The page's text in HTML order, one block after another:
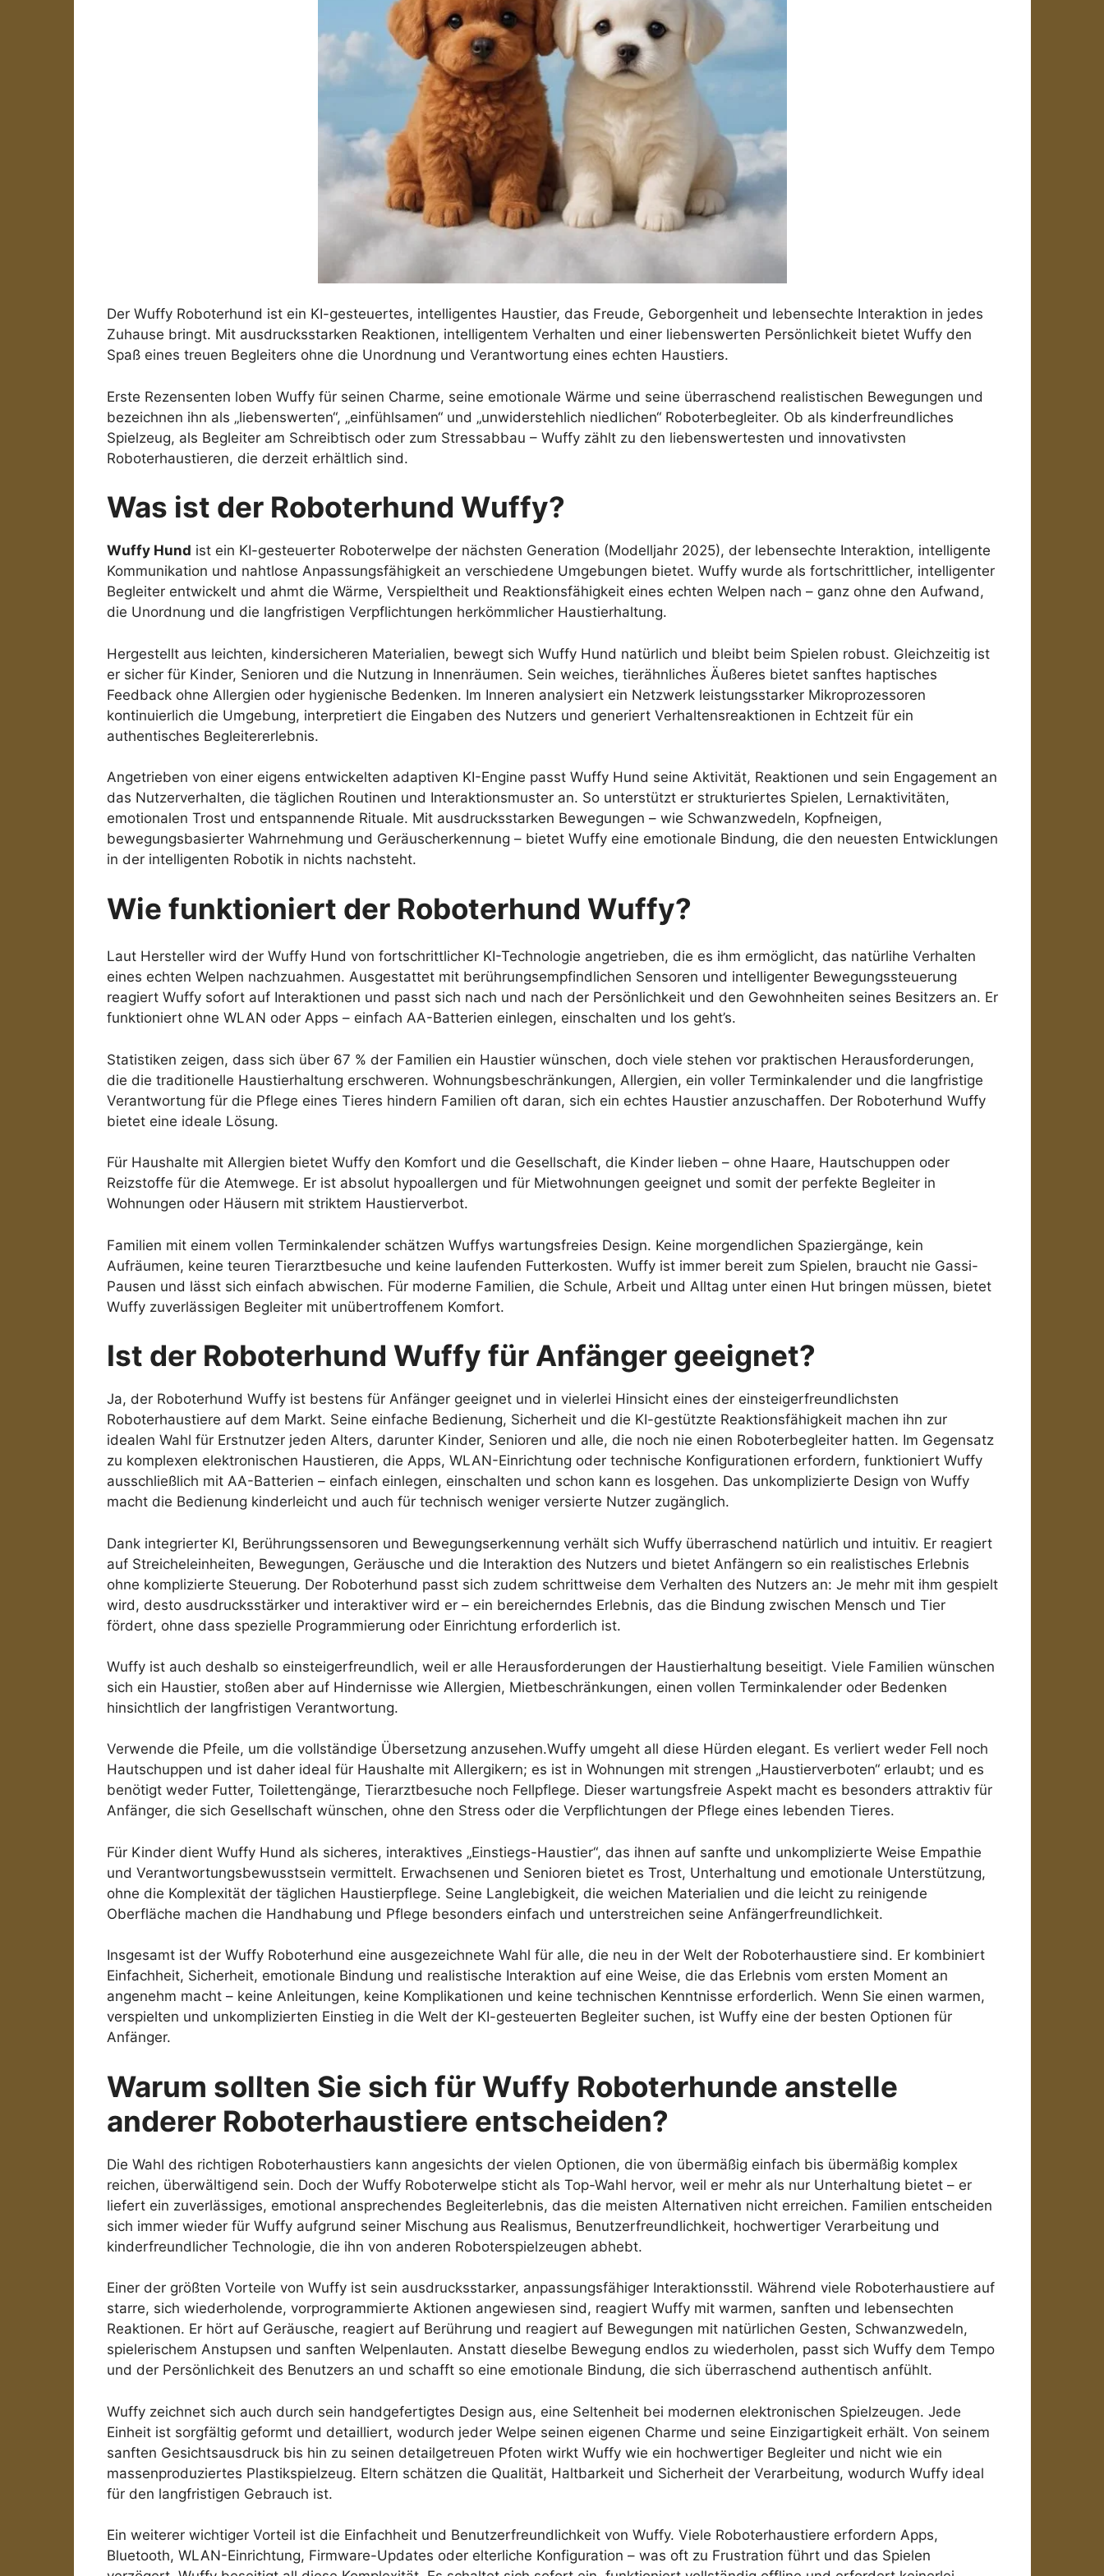
Der Wuffy Roboterhund ist ein KI-gesteuertes, intelligentes Haustier, das Freude, Geborgenheit und lebensechte Interaktion in jedes
Zuhause bringt. Mit ausdrucksstarken Reaktionen, intelligentem Verhalten und einer liebenswerten Persönlichkeit bietet Wuffy den
Spaß eines treuen Begleiters ohne die Unordnung und Verantwortung eines echten Haustiers.
Erste Rezensenten loben Wuffy für seinen Charme, seine emotionale Wärme und seine überraschend realistischen Bewegungen und
bezeichnen ihn als „liebenswerten“, „einfühlsamen“ und „unwiderstehlich niedlichen“ Roboterbegleiter. Ob als kinderfreundliches
Spielzeug, als Begleiter am Schreibtisch oder zum Stressabbau – Wuffy zählt zu den liebenswertesten und innovativsten
Roboterhaustieren, die derzeit erhältlich sind.
Was ist der Roboterhund Wuffy?
Wuffy Hund ist ein KI-gesteuerter Roboterwelpe der nächsten Generation (Modelljahr 2025), der lebensechte Interaktion, intelligente
Kommunikation und nahtlose Anpassungsfähigkeit an verschiedene Umgebungen bietet. Wuffy wurde als fortschrittlicher, intelligenter
Begleiter entwickelt und ahmt die Wärme, Verspieltheit und Reaktionsfähigkeit eines echten Welpen nach – ganz ohne den Aufwand,
die Unordnung und die langfristigen Verpflichtungen herkömmlicher Haustierhaltung.
Hergestellt aus leichten, kindersicheren Materialien, bewegt sich Wuffy Hund natürlich und bleibt beim Spielen robust. Gleichzeitig ist
er sicher für Kinder, Senioren und die Nutzung in Innenräumen. Sein weiches, tierähnliches Äußeres bietet sanftes haptisches
Feedback ohne Allergien oder hygienische Bedenken. Im Inneren analysiert ein Netzwerk leistungsstarker Mikroprozessoren
kontinuierlich die Umgebung, interpretiert die Eingaben des Nutzers und generiert Verhaltensreaktionen in Echtzeit für ein
authentisches Begleitererlebnis.
Angetrieben von einer eigens entwickelten adaptiven KI-Engine passt Wuffy Hund seine Aktivität, Reaktionen und sein Engagement an
das Nutzerverhalten, die täglichen Routinen und Interaktionsmuster an. So unterstützt er strukturiertes Spielen, Lernaktivitäten,
emotionalen Trost und entspannende Rituale. Mit ausdrucksstarken Bewegungen – wie Schwanzwedeln, Kopfneigen,
bewegungsbasierter Wahrnehmung und Geräuscherkennung – bietet Wuffy eine emotionale Bindung, die den neuesten Entwicklungen
in der intelligenten Robotik in nichts nachsteht.
Wie funktioniert der Roboterhund Wuffy?
Laut Hersteller wird der Wuffy Hund von fortschrittlicher KI-Technologie angetrieben, die es ihm ermöglicht, das natürlihe Verhalten
eines echten Welpen nachzuahmen. Ausgestattet mit berührungsempfindlichen Sensoren und intelligenter Bewegungssteuerung
reagiert Wuffy sofort auf Interaktionen und passt sich nach und nach der Persönlichkeit und den Gewohnheiten seines Besitzers an. Er
funktioniert ohne WLAN oder Apps – einfach AA-Batterien einlegen, einschalten und los geht’s.
Statistiken zeigen, dass sich über 67 % der Familien ein Haustier wünschen, doch viele stehen vor praktischen Herausforderungen,
die die traditionelle Haustierhaltung erschweren. Wohnungsbeschränkungen, Allergien, ein voller Terminkalender und die langfristige
Verantwortung für die Pflege eines Tieres hindern Familien oft daran, sich ein echtes Haustier anzuschaffen. Der Roboterhund Wuffy
bietet eine ideale Lösung.
Für Haushalte mit Allergien bietet Wuffy den Komfort und die Gesellschaft, die Kinder lieben – ohne Haare, Hautschuppen oder
Reizstoffe für die Atemwege. Er ist absolut hypoallergen und für Mietwohnungen geeignet und somit der perfekte Begleiter in
Wohnungen oder Häusern mit striktem Haustierverbot.
Familien mit einem vollen Terminkalender schätzen Wuffys wartungsfreies Design. Keine morgendlichen Spaziergänge, kein
Aufräumen, keine teuren Tierarztbesuche und keine laufenden Futterkosten. Wuffy ist immer bereit zum Spielen, braucht nie Gassi-
Pausen und lässt sich einfach abwischen. Für moderne Familien, die Schule, Arbeit und Alltag unter einen Hut bringen müssen, bietet
Wuffy zuverlässigen Begleiter mit unübertroffenem Komfort.
Ist der Roboterhund Wuffy für Anfänger geeignet?
Ja, der Roboterhund Wuffy ist bestens für Anfänger geeignet und in vielerlei Hinsicht eines der einsteigerfreundlichsten
Roboterhaustiere auf dem Markt. Seine einfache Bedienung, Sicherheit und die KI-gestützte Reaktionsfähigkeit machen ihn zur
idealen Wahl für Erstnutzer jeden Alters, darunter Kinder, Senioren und alle, die noch nie einen Roboterbegleiter hatten. Im Gegensatz
zu komplexen elektronischen Haustieren, die Apps, WLAN-Einrichtung oder technische Konfigurationen erfordern, funktioniert Wuffy
ausschließlich mit AA-Batterien – einfach einlegen, einschalten und schon kann es losgehen. Das unkomplizierte Design von Wuffy
macht die Bedienung kinderleicht und auch für technisch weniger versierte Nutzer zugänglich.
Dank integrierter KI, Berührungssensoren und Bewegungserkennung verhält sich Wuffy überraschend natürlich und intuitiv. Er reagiert
auf Streicheleinheiten, Bewegungen, Geräusche und die Interaktion des Nutzers und bietet Anfängern so ein realistisches Erlebnis
ohne komplizierte Steuerung. Der Roboterhund passt sich zudem schrittweise dem Verhalten des Nutzers an: Je mehr mit ihm gespielt
wird, desto ausdrucksstärker und interaktiver wird er – ein bereicherndes Erlebnis, das die Bindung zwischen Mensch und Tier
fördert, ohne dass spezielle Programmierung oder Einrichtung erforderlich ist.
Wuffy ist auch deshalb so einsteigerfreundlich, weil er alle Herausforderungen der Haustierhaltung beseitigt. Viele Familien wünschen
sich ein Haustier, stoßen aber auf Hindernisse wie Allergien, Mietbeschränkungen, einen vollen Terminkalender oder Bedenken
hinsichtlich der langfristigen Verantwortung.
Verwende die Pfeile, um die vollständige Übersetzung anzusehen.Wuffy umgeht all diese Hürden elegant. Es verliert weder Fell noch
Hautschuppen und ist daher ideal für Haushalte mit Allergikern; es ist in Wohnungen mit strengen „Haustierverboten“ erlaubt; und es
benötigt weder Futter, Toilettengänge, Tierarztbesuche noch Fellpflege. Dieser wartungsfreie Aspekt macht es besonders attraktiv für
Anfänger, die sich Gesellschaft wünschen, ohne den Stress oder die Verpflichtungen der Pflege eines lebenden Tieres.
Für Kinder dient Wuffy Hund als sicheres, interaktives „Einstiegs-Haustier“, das ihnen auf sanfte und unkomplizierte Weise Empathie
und Verantwortungsbewusstsein vermittelt. Erwachsenen und Senioren bietet es Trost, Unterhaltung und emotionale Unterstützung,
ohne die Komplexität der täglichen Haustierpflege. Seine Langlebigkeit, die weichen Materialien und die leicht zu reinigende
Oberfläche machen die Handhabung und Pflege besonders einfach und unterstreichen seine Anfängerfreundlichkeit.
Insgesamt ist der Wuffy Roboterhund eine ausgezeichnete Wahl für alle, die neu in der Welt der Roboterhaustiere sind. Er kombiniert
Einfachheit, Sicherheit, emotionale Bindung und realistische Interaktion auf eine Weise, die das Erlebnis vom ersten Moment an
angenehm macht – keine Anleitungen, keine Komplikationen und keine technischen Kenntnisse erforderlich. Wenn Sie einen warmen,
verspielten und unkomplizierten Einstieg in die Welt der KI-gesteuerten Begleiter suchen, ist Wuffy eine der besten Optionen für
Anfänger.
Warum sollten Sie sich für Wuffy Roboterhunde anstelle
anderer Roboterhaustiere entscheiden?
Die Wahl des richtigen Roboterhaustiers kann angesichts der vielen Optionen, die von übermäßig einfach bis übermäßig komplex
reichen, überwältigend sein. Doch der Wuffy Roboterwelpe sticht als Top-Wahl hervor, weil er mehr als nur Unterhaltung bietet – er
liefert ein zuverlässiges, emotional ansprechendes Begleiterlebnis, das die meisten Alternativen nicht erreichen. Familien entscheiden
sich immer wieder für Wuffy aufgrund seiner Mischung aus Realismus, Benutzerfreundlichkeit, hochwertiger Verarbeitung und
kinderfreundlicher Technologie, die ihn von anderen Roboterspielzeugen abhebt.
Einer der größten Vorteile von Wuffy ist sein ausdrucksstarker, anpassungsfähiger Interaktionsstil. Während viele Roboterhaustiere auf
starre, sich wiederholende, vorprogrammierte Aktionen angewiesen sind, reagiert Wuffy mit warmen, sanften und lebensechten
Reaktionen. Er hört auf Geräusche, reagiert auf Berührung und reagiert auf Bewegungen mit natürlichen Gesten, Schwanzwedeln,
spielerischem Anstupsen und sanften Welpenlauten. Anstatt dieselbe Bewegung endlos zu wiederholen, passt sich Wuffy dem Tempo
und der Persönlichkeit des Benutzers an und schafft so eine emotionale Bindung, die sich überraschend authentisch anfühlt.
Wuffy zeichnet sich auch durch sein handgefertigtes Design aus, eine Seltenheit bei modernen elektronischen Spielzeugen. Jede
Einheit ist sorgfältig geformt und detailliert, wodurch jeder Welpe seinen eigenen Charme und seine Einzigartigkeit erhält. Von seinem
sanften Gesichtsausdruck bis hin zu seinen detailgetreuen Pfoten wirkt Wuffy wie ein hochwertiger Begleiter und nicht wie ein
massenproduziertes Plastikspielzeug. Eltern schätzen die Qualität, Haltbarkeit und Sicherheit der Verarbeitung, wodurch Wuffy ideal
für den langfristigen Gebrauch ist.
Ein weiterer wichtiger Vorteil ist die Einfachheit und Benutzerfreundlichkeit von Wuffy. Viele Roboterhaustiere erfordern Apps,
Bluetooth, WLAN-Einrichtung, Firmware-Updates oder elterliche Konfiguration – was oft zu Frustration führt und das Spielen